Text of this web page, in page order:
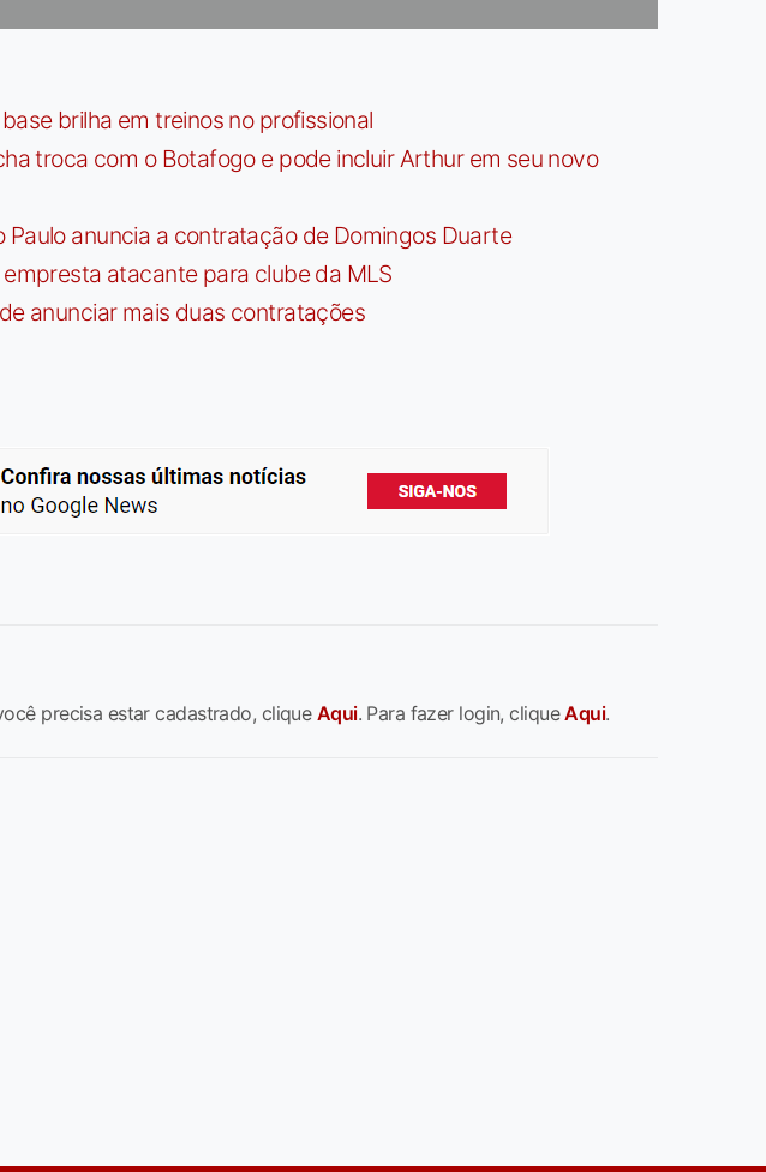
brilha em treinos no profissional
troca com o Botafogo e pode incluir Arthur em seu novo
Paulo anuncia a contratação de Domingos Duarte
empresta atacante para clube da MLS
anunciar mais duas contratações
precisa estar cadastrado, cliqueAqui. Para fazer login, cliqueAqui.